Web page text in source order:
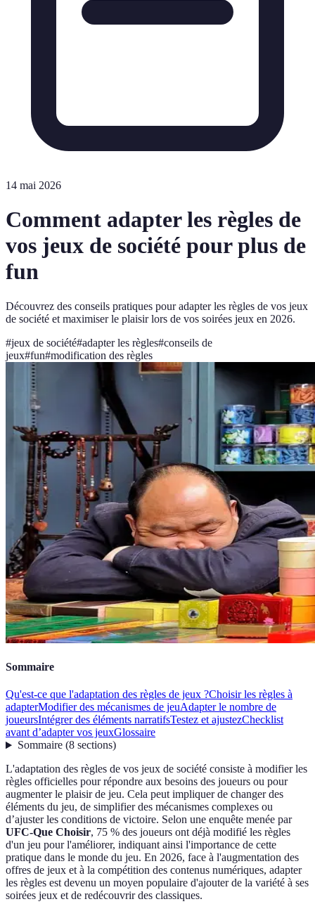
14 mai 2026
Comment adapter les règles de
vos jeux de société pour plus de
fun
Découvrez des conseils pratiques pour adapter les règles de vos jeux
de société et maximiser le plaisir lors de vos soirées jeux en 2026.
#jeux de société#adapter les règles#conseils de
jeux#fun#modification des règles
Sommaire
Qu'est-ce que l'adaptation des règles de jeux ?Choisir les règles à
adapterModifier des mécanismes de jeuAdapter le nombre de
joueursIntégrer des éléments narratifsTestez et ajustezChecklist
avant d’adapter vos jeuxGlossaire
Sommaire(8 sections)
L'adaptation des règles de vos jeux de société consiste à modifier les
règles officielles pour répondre aux besoins des joueurs ou pour
augmenter le plaisir de jeu. Cela peut impliquer de changer des
éléments du jeu, de simplifier des mécanismes complexes ou
d’ajuster les conditions de victoire. Selon une enquête menée par
UFC-Que Choisir, 75 % des joueurs ont déjà modifié les règles
d'un jeu pour l'améliorer, indiquant ainsi l'importance de cette
pratique dans le monde du jeu. En 2026, face à l'augmentation des
offres de jeux et à la compétition des contenus numériques, adapter
les règles est devenu un moyen populaire d'ajouter de la variété à ses
soirées jeux et de redécouvrir des classiques.